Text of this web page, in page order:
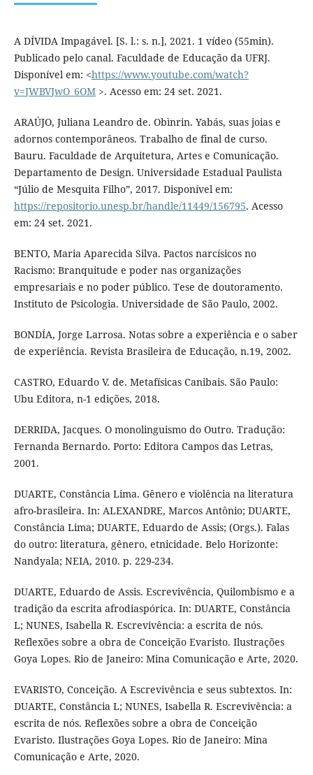
A DÍVIDA Impagável. [S. l.: s. n.], 2021. 1 vídeo (55min).
Publicado pelo canal. Faculdade de Educação da UFRJ.
Disponível em: <https://www.youtube.com/watch?
v=JWBVJwO_6OM>. Acesso em: 24 set. 2021.
ARAÚJO, Juliana Leandro de. Obìnrin. Yabás, suas joias e
adornos contemporâneos. Trabalho de final de curso.
Bauru. Faculdade de Arquitetura, Artes e Comunicação.
Departamento de Design. Universidade Estadual Paulista
“Júlio de Mesquita Filho”, 2017. Disponível em:
https://repositorio.unesp.br/handle/11449/156795. Acesso
em: 24 set. 2021.
BENTO, Maria Aparecida Silva. Pactos narcísicos no
Racismo: Branquitude e poder nas organizações
empresariais e no poder público. Tese de doutoramento.
Instituto de Psicologia. Universidade de São Paulo, 2002.
BONDÍA, Jorge Larrosa. Notas sobre a experiência e o saber
de experiência. Revista Brasileira de Educação, n.19, 2002.
CASTRO, Eduardo V. de. Metafísicas Canibais. São Paulo:
Ubu Editora, n-1 edições, 2018.
DERRIDA, Jacques. O monolinguismo do Outro. Tradução:
Fernanda Bernardo. Porto: Editora Campos das Letras,
2001.
DUARTE, Constância Lima. Gênero e violência na literatura
afro-brasileira. In: ALEXANDRE, Marcos Antônio; DUARTE,
Constância Lima; DUARTE, Eduardo de Assis; (Orgs.). Falas
do outro: literatura, gênero, etnicidade. Belo Horizonte:
Nandyala; NEIA, 2010. p. 229-234.
DUARTE, Eduardo de Assis. Escrevivência, Quilombismo e a
tradição da escrita afrodiaspórica. In: DUARTE, Constância
L; NUNES, Isabella R. Escrevivência: a escrita de nós.
Reflexões sobre a obra de Conceição Evaristo. Ilustrações
Goya Lopes. Rio de Janeiro: Mina Comunicação e Arte, 2020.
EVARISTO, Conceição. A Escrevivência e seus subtextos. In:
DUARTE, Constância L; NUNES, Isabella R. Escrevivência: a
escrita de nós. Reflexões sobre a obra de Conceição
Evaristo. Ilustrações Goya Lopes. Rio de Janeiro: Mina
Comunicação e Arte, 2020.